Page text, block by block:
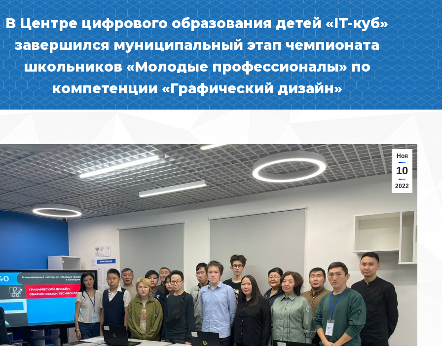
В Центре цифрового образования детей «IT-куб»
завершился муниципальный этап чемпионата
школьников «Молодые профессионалы» по
компетенции «Графический дизайн»
Ноя
10
2022